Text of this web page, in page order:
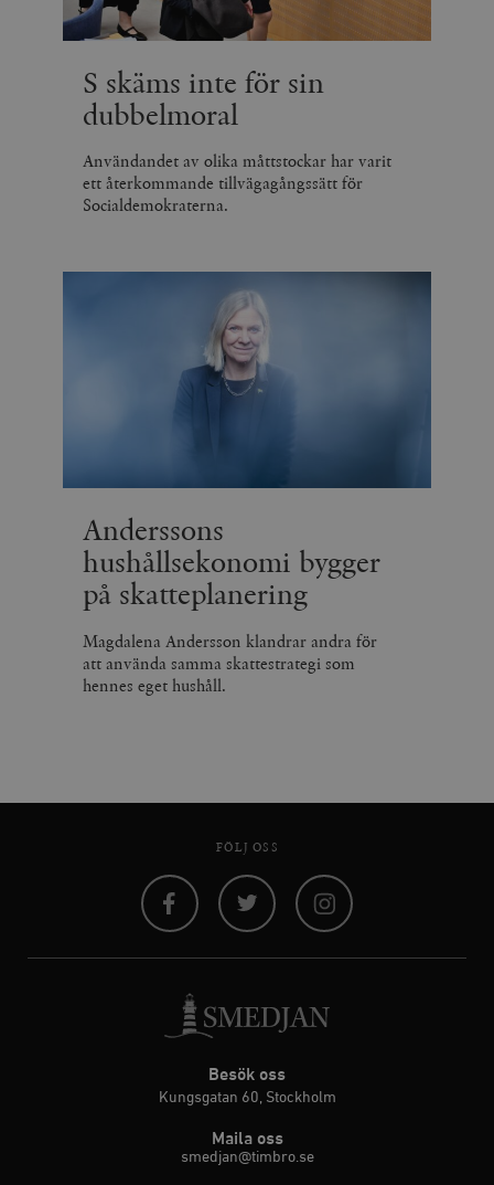
S skäms inte för sin
dubbelmoral
Användandet av olika måttstockar har varit
ett återkommande tillvägagångssätt för
Socialdemokraterna.
Anderssons
hushållsekonomi bygger
på skatteplanering
Magdalena Andersson klandrar andra för
att använda samma skattestrategi som
hennes eget hushåll.
FÖLJ OSS
Besök oss
Kungsgatan 60, Stockholm
Maila oss
smedjan@timbro.se